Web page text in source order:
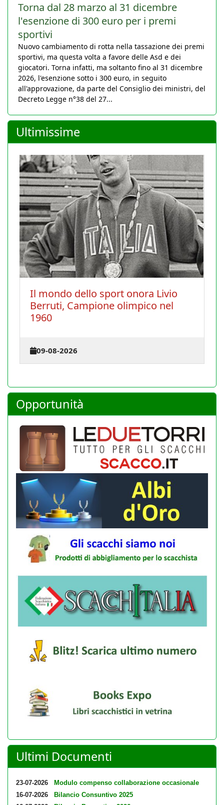
Torna dal 28 marzo al 31 dicembre
l'esenzione di 300 euro per i premi
sportivi
Nuovo cambiamento di rotta nella tassazione dei premi
sportivi, ma questa volta a favore delle Asd e dei
giocatori. Torna infatti, ma soltanto fino al 31 dicembre
2026, l'esenzione sotto i 300 euro, in seguito
all'approvazione, da parte del Consiglio dei ministri, del
Decreto Legge n°38 del 27...
Ultimissime
Chiusura estiva 2026
Opportunità
Ultimi Documenti
23-07-2026
Modulo compenso collaborazione occasionale
16-07-2026
Bilancio Consuntivo 2025